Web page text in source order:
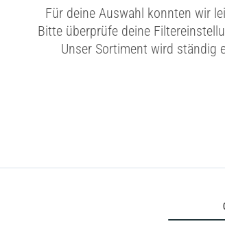
Für deine Auswahl konnten wir
Bitte überprüfe deine
Unser Sortiment wird ständig